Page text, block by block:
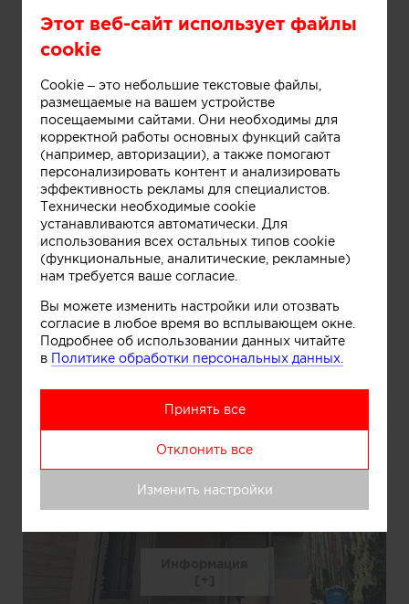
Отделочные работы на фасаде дома
Информация
Отделочные работы на фасаде дома
Этот веб-сайт использует файлы
cookie
Cookie – это небольшие текстовые файлы,
размещаемые на вашем устройстве
посещаемыми сайтами. Они необходимы для
корректной работы основных функций сайта
(например, авторизации), а также помогают
персонализировать контент и анализировать
эффективность рекламы для специалистов.
Технически необходимые cookie
устанавливаются автоматически. Для
использования всех остальных типов cookie
(функциональные, аналитические, рекламные)
нам требуется ваше согласие.
Вы можете изменить настройки или отозвать
согласие в любое время во всплывающем окне.
Подробнее об использовании данных читайте
в Политике обработки персональных данных.
Принять все
Отклонить все
Изменить настройки